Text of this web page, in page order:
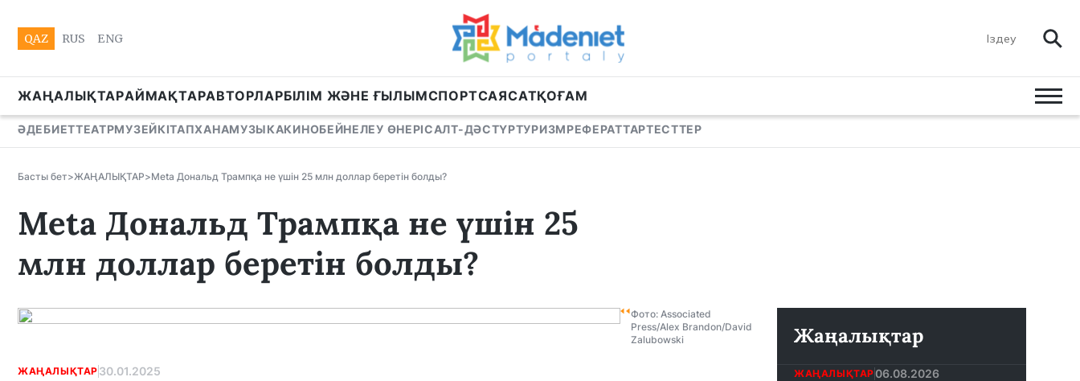
QAZ RUS ENG
ЖАҢАЛЫҚТАРАЙМАҚТАРАВТОРЛАРБІЛІМ ЖӘНЕ ҒЫЛЫМСПОРТСАЯСАТҚОҒАМ
ӘДЕБИЕТТЕАТРМУЗЕЙКІТАПХАНАМУЗЫКАКИНОБЕЙНЕЛЕУ ӨНЕРІСАЛТ-ДӘСТҮРТУРИЗМРЕФЕРАТТАРТЕСТТЕР
Басты бет>ЖАҢАЛЫҚТАР>Meta Дональд Трампқа не үшін 25 млн доллар беретін болды?
Meta Дональд Трампқа не үшін 25
млн доллар беретін болды?
Фото: Associated
Press/Alex Brandon/David
Zalubowski
ЖАҢАЛЫҚТАР 30.01.2025
Жаңалықтар
ЖАҢАЛЫҚТАР 06.08.2026